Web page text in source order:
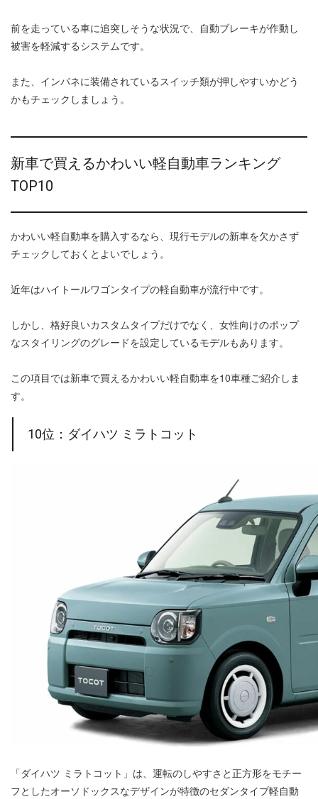
前を走っている車に追突しそうな状況で、自動ブレーキが作動し
被害を軽減するシステムです。
また、インパネに装備されているスイッチ類が押しやすいかどう
かもチェックしましょう。
新車で買えるかわいい軽自動車ランキング
TOP10
かわいい軽自動車を購入するなら、現行モデルの新車を欠かさず
チェックしておくとよいでしょう。
近年はハイトールワゴンタイプの軽自動車が流行中です。
しかし、格好良いカスタムタイプだけでなく、女性向けのポップ
なスタイリングのグレードを設定しているモデルもあります。
この項目では新車で買えるかわいい軽自動車を10車種ご紹介しま
す。
10位：ダイハツ ミラトコット
「ダイハツ ミラトコット」は、運転のしやすさと正方形をモチー
フとしたオーソドックスなデザインが特徴のセダンタイプ軽自動